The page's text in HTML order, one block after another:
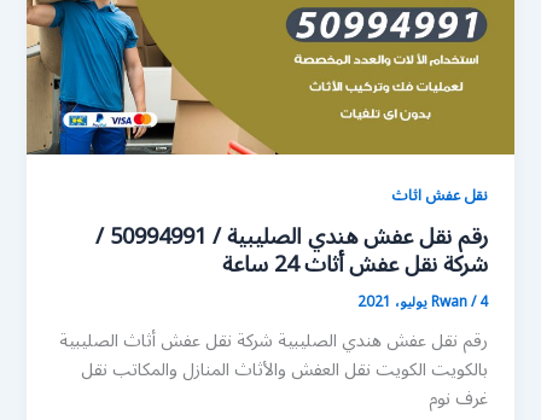
نقل عفش اثاث
رقم نقل عفش هندي الصليبية / 50994991 /
شركة نقل عفش أثاث 24 ساعة
Rwan/4 يوليو، 2021
رقم نقل عفش هندي الصليبية شركة نقل عفش أثاث الصليبية
بالكويت الكويت نقل العفش والأثاث المنازل والمكاتب نقل
غرف نوم